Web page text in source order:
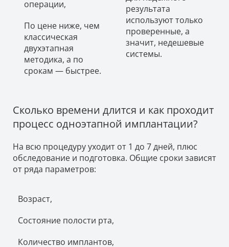
операции,
По цене ниже, чем
классическая
двухэтапная
методика, а по
срокам — быстрее.
результата
используют только
проверенные, а
значит, недешевые
системы.
Сколько времени длится и как проходит
процесс одноэтапной имплантации?
На всю процедуру уходит от 1 до 7 дней, плюс
обследование и подготовка. Общие сроки зависят
от ряда параметров:
Возраст,
Состояние полости рта,
Количество имплантов,